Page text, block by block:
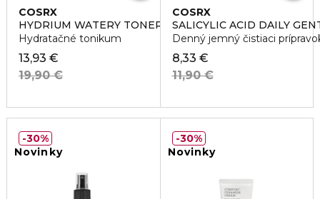
COSRX
HYDRIUM WATERY TONER
Hydratačné tonikum
13,93 €
19,90 €
COSRX
SALICYLIC ACID DAILY
Denný jemný čistiaci
8,33 €
11,90 €
Novinky
30%
Novinky
30%